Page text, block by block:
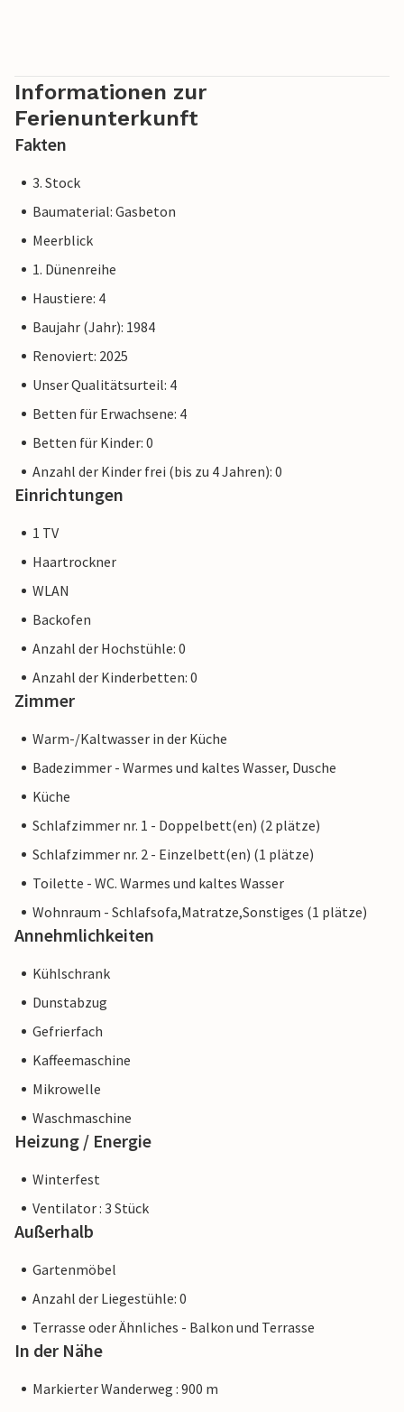
Informationen zur
Ferienunterkunft
Fakten
3. Stock
Baumaterial: Gasbeton
Meerblick
1. Dünenreihe
Haustiere: 4
Baujahr (Jahr): 1984
Renoviert: 2025
Unser Qualitätsurteil: 4
Betten für Erwachsene: 4
Betten für Kinder: 0
Anzahl der Kinder frei (bis zu 4 Jahren): 0
Einrichtungen
1 TV
Haartrockner
WLAN
Backofen
Anzahl der Hochstühle: 0
Anzahl der Kinderbetten: 0
Zimmer
Warm-/Kaltwasser in der Küche
Badezimmer - Warmes und kaltes Wasser, Dusche
Küche
Schlafzimmer nr. 1 - Doppelbett(en) (2 plätze)
Schlafzimmer nr. 2 - Einzelbett(en) (1 plätze)
Toilette - WC. Warmes und kaltes Wasser
Wohnraum - Schlafsofa,Matratze,Sonstiges (1 plätze)
Annehmlichkeiten
Kühlschrank
Dunstabzug
Gefrierfach
Kaffeemaschine
Mikrowelle
Waschmaschine
Heizung / Energie
Winterfest
Ventilator : 3 Stück
Außerhalb
Gartenmöbel
Anzahl der Liegestühle: 0
Terrasse oder Ähnliches - Balkon und Terrasse
In der Nähe
Markierter Wanderweg : 900 m